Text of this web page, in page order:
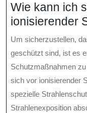
Wie kann ich
ionisierender
Um sicherzustellen,
geschützt sind, ist es
Schutzmaßnahmen
sich vor ionisierender
spezielle
Strahlenexposition